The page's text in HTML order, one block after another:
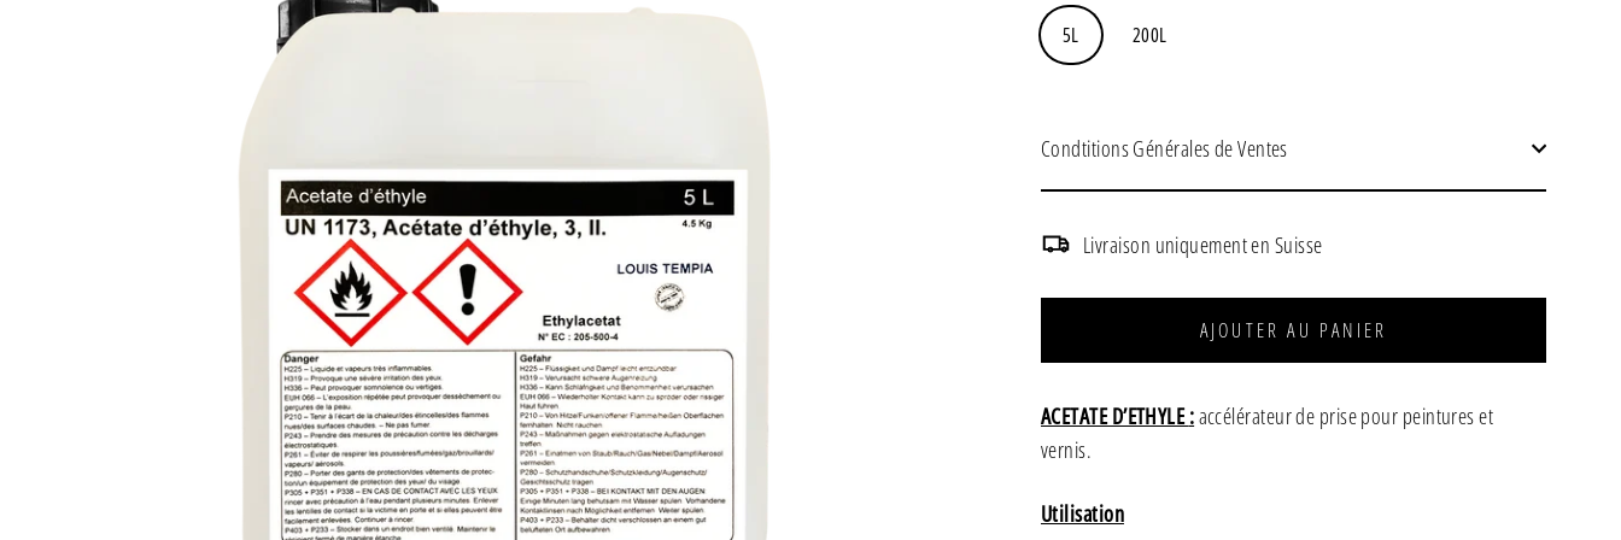
5L 200L
Condtitions Générales de Ventes
Livraison uniquement en Suisse
AJOUTER AU PANIER
ACETATE D’ETHYLE:accélérateur de prise pour peintures et
vernis.
Utilisation